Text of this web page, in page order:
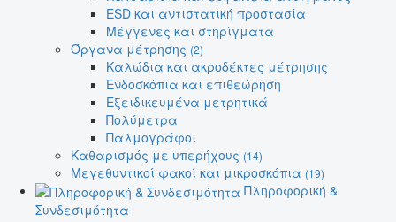
ESD και αντιστατική προστασία
Μέγγενες και στηρίγματα
Όργανα μέτρησης (2)
Καλώδια και ακροδέκτες μέτρησης
Ενδοσκόπια και επιθεώρηση
Εξειδικευμένα μετρητικά
Πολύμετρα
Παλμογράφοι
Καθαρισμός με υπερήχους (14)
Μεγεθυντικοί φακοί και μικροσκόπια (19)
Πληροφορική &
Συνδεσιμότητα